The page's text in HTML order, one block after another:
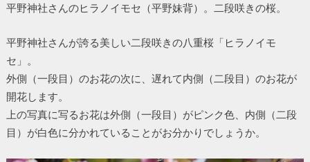
平野神社さんのヒラノイモセ（平野妹背）。二段咲きの桜。
平野神社さんが誇る美しい二段咲きの八重桜「ヒラノイモ
セ」。
外側（一段目）のお花の次に、遅れて内側（二段目）のお花が
開花します。
上の写真に写るお花は外側（一段目）がピンク色、内側（二段
目）が白色に分かれていることがお分かりでしょうか。